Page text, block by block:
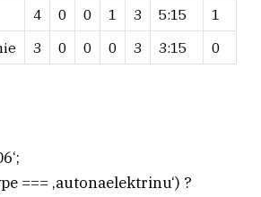
4 0 0 1 3 5:15
1
3 0 0 0 3 3:15 0
=== ‚autonaelektrinu‘) ?